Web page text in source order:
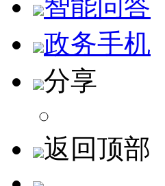
智能问答
政务手机
分享
返回顶部